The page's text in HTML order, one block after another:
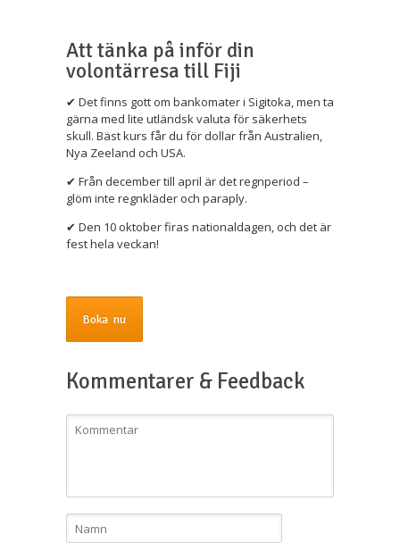
Att tänka på inför din
volontärresa till Fiji
✔ Det finns gott om bankomater i Sigitoka, men ta
gärna med lite utländsk valuta för säkerhets
skull. Bäst kurs får du för dollar från Australien,
Nya Zeeland och USA.
✔ Från december till april är det regnperiod –
glöm inte regnkläder och paraply.
✔ Den 10 oktober firas nationaldagen, och det är
fest hela veckan!
Boka nu
Kommentarer & Feedback